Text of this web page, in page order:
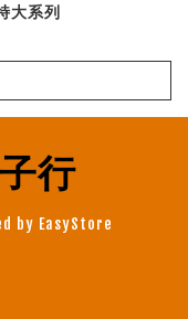
大系列
行
by EasyStore